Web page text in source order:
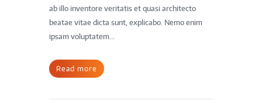
ab illo inventore veritatis et quasi architecto
beatae vitae dicta sunt, explicabo. Nemo enim
ipsam voluptatem...
Read more